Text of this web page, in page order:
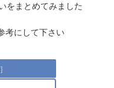
をまとめてみました
考にして下さい